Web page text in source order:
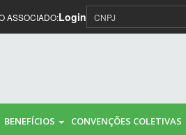
ASSOCIADO:Login
BENEFÍCIOS CONVENÇÕES COLETIVAS